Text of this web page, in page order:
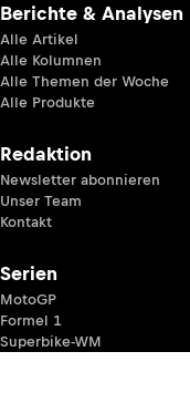
Berichte & Analysen
Alle Artikel
Alle Kolumnen
Alle Themen der Woche
Alle Produkte
Redaktion
Newsletter abonnieren
Unser Team
Kontakt
Serien
MotoGP
Formel 1
Superbike-WM